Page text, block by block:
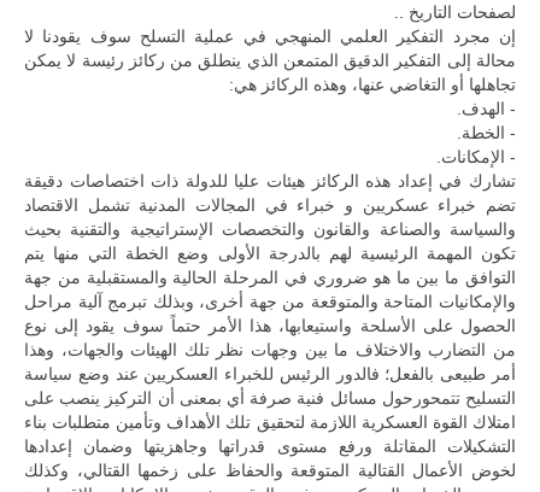
لصفحات التاريخ ..
إن مجرد التفكير العلمي المنهجي في عملية التسلح سوف يقودنا لا
محالة إلى التفكير الدقيق المتمعن الذي ينطلق من ركائز رئيسة لا يمكن
تجاهلها أو التغاضي عنها، وهذه الركائز هي:
- الهدف.
- الخطة.
- الإمكانات.
تشارك في إعداد هذه الركائز هيئات عليا للدولة ذات اختصاصات دقيقة
تضم خبراء عسكريين و خبراء في المجالات المدنية تشمل الاقتصاد
والسياسة والصناعة والقانون والتخصصات الإستراتيجية والتقنية بحيث
تكون المهمة الرئيسية لهم بالدرجة الأولى وضع الخطة التي منها يتم
التوافق ما بين ما هو ضروري في المرحلة الحالية والمستقبلية من جهة
والإمكانيات المتاحة والمتوقعة من جهة أخرى، وبذلك تبرمج آلية مراحل
الحصول على الأسلحة واستيعابها، هذا الأمر حتماً سوف يقود إلى نوع
من التضارب والاختلاف ما بين وجهات نظر تلك الهيئات والجهات، وهذا
أمر طبيعى بالفعل؛ فالدور الرئيس للخبراء العسكريين عند وضع سياسة
التسليح تتمحورحول مسائل فنية صرفة أي بمعنى أن التركيز ينصب على
امتلاك القوة العسكرية اللازمة لتحقيق تلك الأهداف وتأمين متطلبات بناء
التشكيلات المقاتلة ورفع مستوى قدراتها وجاهزيتها وضمان إعدادها
لخوض الأعمال القتالية المتوقعة والحفاظ على زخمها القتالي، وكذلك